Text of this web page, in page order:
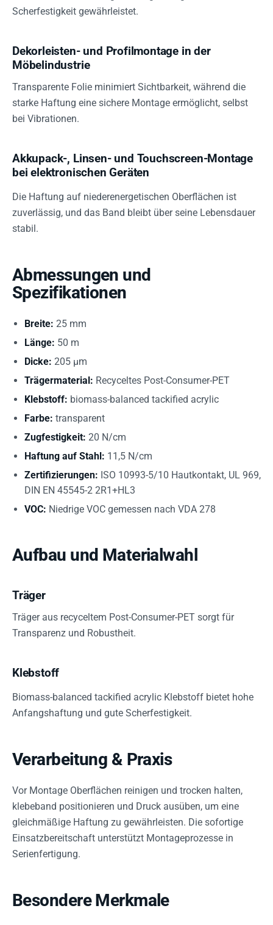
Scherfestigkeit gewährleistet.
Dekorleisten- und Profilmontage in der
Möbelindustrie
Transparente Folie minimiert Sichtbarkeit, während die
starke Haftung eine sichere Montage ermöglicht, selbst
bei Vibrationen.
Akkupack-, Linsen- und Touchscreen-Montage
bei elektronischen Geräten
Die Haftung auf niederenergetischen Oberflächen ist
zuverlässig, und das Band bleibt über seine Lebensdauer
stabil.
Abmessungen und
Spezifikationen
Breite: 25 mm
Länge: 50 m
Dicke: 205 µm
Trägermaterial: Recyceltes Post-Consumer-PET
Klebstoff: biomass-balanced tackified acrylic
Farbe: transparent
Zugfestigkeit: 20 N/cm
Haftung auf Stahl: 11,5 N/cm
Zertifizierungen: ISO 10993-5/10 Hautkontakt, UL 969,
DIN EN 45545-2 2R1+HL3
VOC: Niedrige VOC gemessen nach VDA 278
Aufbau und Materialwahl
Träger
Träger aus recyceltem Post-Consumer-PET sorgt für
Transparenz und Robustheit.
Klebstoff
Biomass-balanced tackified acrylic Klebstoff bietet hohe
Anfangshaftung und gute Scherfestigkeit.
Verarbeitung & Praxis
Vor Montage Oberflächen reinigen und trocken halten,
klebeband positionieren und Druck ausüben, um eine
gleichmäßige Haftung zu gewährleisten. Die sofortige
Einsatzbereitschaft unterstützt Montageprozesse in
Serienfertigung.
Besondere Merkmale